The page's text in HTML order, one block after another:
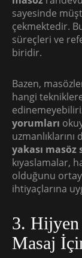
sayesinde
çekmektedir.
süreçleri ve
biridir.
Bazen,
hangi
yorumları
yakası masöz
kıyaslamalar,
olduğunu
ihtiyaçlarına
3. Hijyen
Masaj